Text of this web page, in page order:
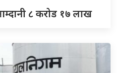
८ करोड १७ लाख